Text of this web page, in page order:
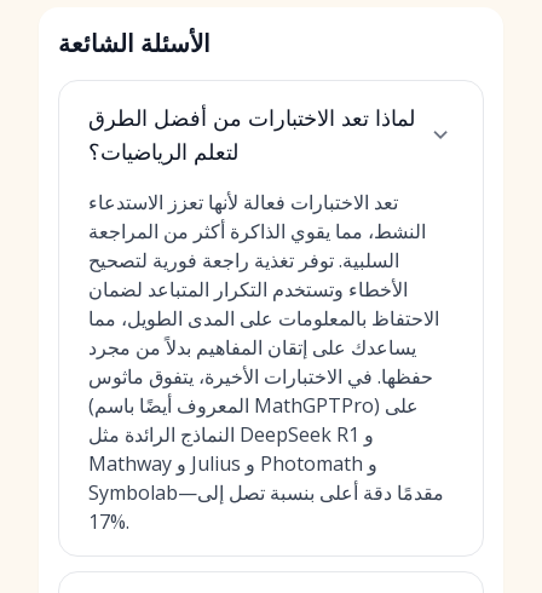
الأسئلة الشائعة
لماذا تعد الاختبارات من أفضل الطرق
لتعلم الرياضيات؟
تعد الاختبارات فعالة لأنها تعزز الاستدعاء
النشط، مما يقوي الذاكرة أكثر من المراجعة
السلبية. توفر تغذية راجعة فورية لتصحيح
الأخطاء وتستخدم التكرار المتباعد لضمان
الاحتفاظ بالمعلومات على المدى الطويل، مما
يساعدك على إتقان المفاهيم بدلاً من مجرد
حفظها. في الاختبارات الأخيرة، يتفوق ماثوس
(المعروف أيضًا باسم MathGPTPro) على
النماذج الرائدة مثل DeepSeek R1 و
Mathway و Julius و Photomath و
Symbolab—مقدمًا دقة أعلى بنسبة تصل إلى
17%.